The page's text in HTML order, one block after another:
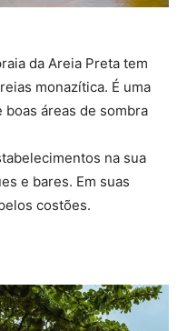
da Areia Preta tem
monazítica. É uma
boas áreas de sombra
na sua
e bares. Em suas
costões.